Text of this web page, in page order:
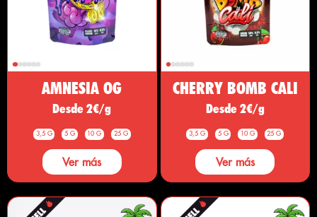
AMNESIA OG
Desde 2€/g
3,5 G 5 G 10 G 25 G
Ver más
CHERRY BOMB CALI
Desde 2€/g
3,5 G 5 G 10 G 25 G
Ver más